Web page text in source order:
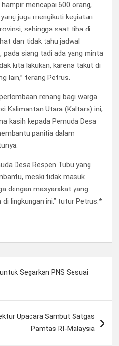
mencapai 600 orang,
juga mengikuti kegiatan
sehingga saat tiba di
dan tidak tahu jadwal
pada siang tadi ada yang minta
kita lakukan, karena takut di
lain,” terang Petrus.
renang bagi warga
Kalimantan Utara (Kaltara) ini,
kasih kepada Pemuda Desa
panitia dalam
Desa Respen Tubu yang
meski tidak masuk
dengan masyarakat yang
lingkungan ini,” tutur Petrus.*
Segarkan PNS Sesuai
Upacara Sambut Satgas
Pamtas RI-Malaysia